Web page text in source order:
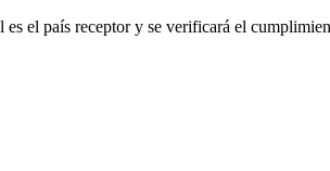
el país receptor y se verificará el